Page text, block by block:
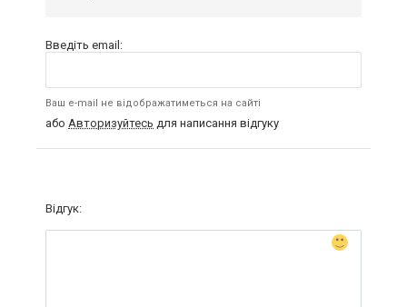
Введіть email:
Ваш e-mail не відображатиметься на сайті
або Авторизуйтесь для написання відгуку
Відгук: